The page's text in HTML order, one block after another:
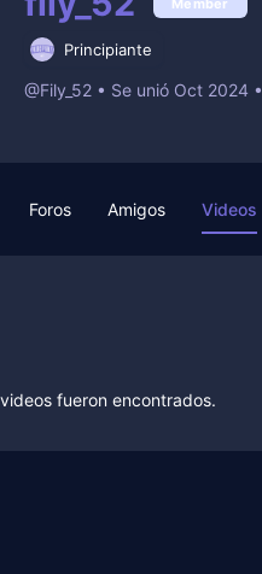
Principiante
@Fily_52 • Se unió Oct 2024 •
Foros Amigos Videos
fueron encontrados.